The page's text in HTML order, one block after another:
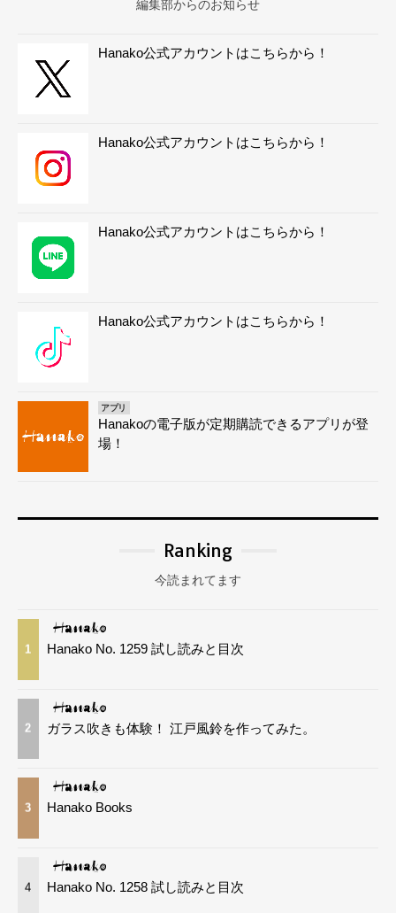
編集部からのお知らせ
Hanako公式アカウントはこちらから！
Hanako公式アカウントはこちらから！
Hanako公式アカウントはこちらから！
Hanako公式アカウントはこちらから！
アプリ
Hanakoの電子版が定期購読できるアプリが登
場！
Ranking
今読まれてます
1 Hanako No. 1259 試し読みと目次
2 ガラス吹きも体験！ 江戸風鈴を作ってみた。
3 Hanako Books
4 Hanako No. 1258 試し読みと目次